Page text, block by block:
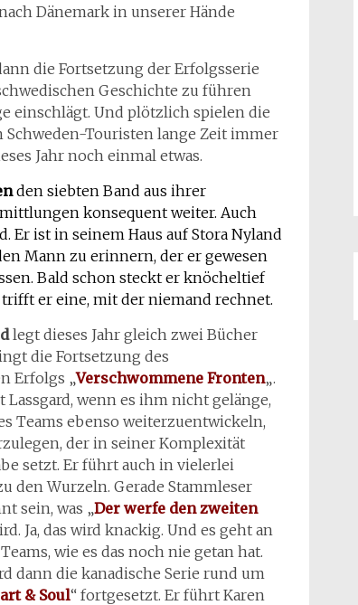
Dänemark in unserer Hände
die Fortsetzung der Erfolgsserie
Geschichte zu führen
einschlägt. Und plötzlich spielen die
Schweden-Touristen lange Zeit immer
Jahr noch einmal etwas.
den siebten Band aus ihrer
konsequent weiter. Auch
Er ist in seinem Haus auf Stora Nyland
Mann zu erinnern, der er gewesen
Bald schon steckt er knöcheltief
er eine, mit der niemand rechnet.
legt dieses Jahr gleich zwei Bücher
die Fortsetzung des
Erfolgs „Verschwommene Fronten„.
Lassgard, wenn es ihm nicht gelänge,
Teams ebenso weiterzuentwickeln,
der in seiner Komplexität
setzt. Er führt auch in vielerlei
den Wurzeln. Gerade Stammleser
sein, was „Der werfe den zweiten
Ja, das wird knackig. Und es geht an
wie es das noch nie getan hat.
dann die kanadische Serie rund um
& Soul“ fortgesetzt. Er führt Karen